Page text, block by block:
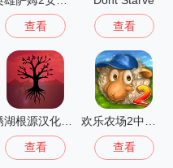
查看 查看
查看 查看